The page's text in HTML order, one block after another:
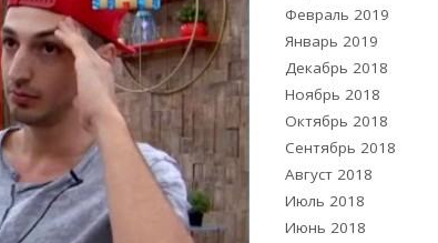
Февраль 2019
Январь 2019
Декабрь 2018
Ноябрь 2018
Октябрь 2018
Сентябрь 2018
Август 2018
Июль 2018
Июнь 2018